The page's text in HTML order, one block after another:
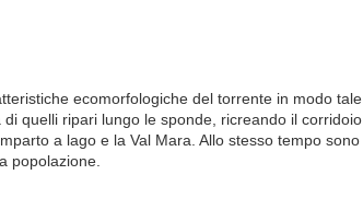
ecomorfologiche del torrente in modo tale
quelli ripari lungo le sponde, ricreando il corridoio
a lago e la Val Mara. Allo stesso tempo sono
popolazione.